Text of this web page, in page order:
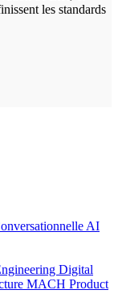
les standards
AI
Digital
MACH Product